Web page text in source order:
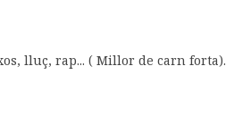
lluç, rap... ( Millor de carn forta).